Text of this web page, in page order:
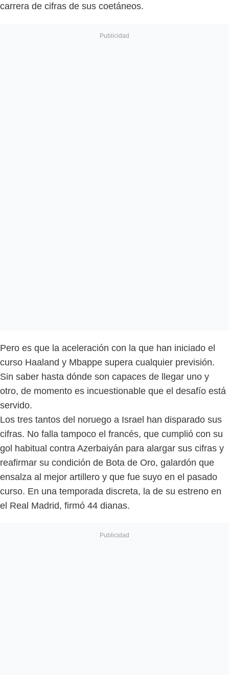
carrera de cifras de sus coetáneos.
Pero es que la aceleración con la que han iniciado el
curso Haaland y Mbappe supera cualquier previsión.
Sin saber hasta dónde son capaces de llegar uno y
otro, de momento es incuestionable que el desafío está
servido.
Los tres tantos del noruego a Israel han disparado sus
cifras. No falla tampoco el francés, que cumplió con su
gol habitual contra Azerbaiyán para alargar sus cifras y
reafirmar su condición de Bota de Oro, galardón que
ensalza al mejor artillero y que fue suyo en el pasado
curso. En una temporada discreta, la de su estreno en
el Real Madrid, firmó 44 dianas.